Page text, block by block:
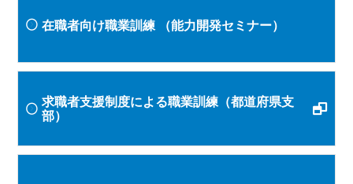
在職者向け職業訓練 （能力開発セミナー）
求職者支援制度による職業訓練（都道府県支
部）